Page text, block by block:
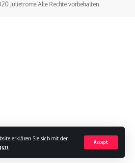
erklären Sie sich mit der
Accept
Julietrome Alle Rechte vorbehalten.